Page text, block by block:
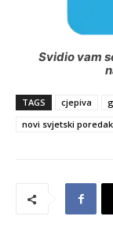
Svidio vam
TAGS cjepiva
novi svjetski poredak